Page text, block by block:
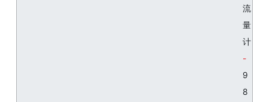
流
量
计
9
8